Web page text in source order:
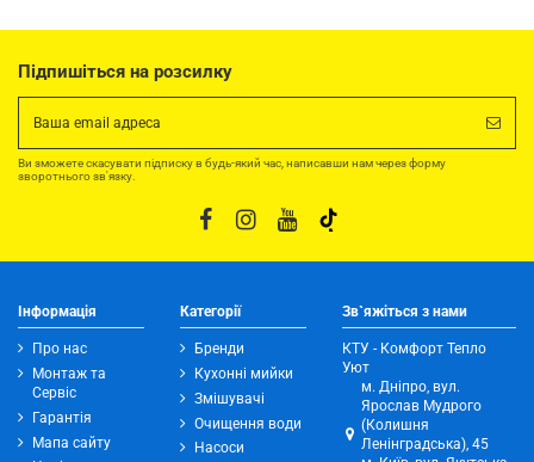
Підпишіться на розсилку
Ви зможете скасувати підписку в будь-який час, написавши нам через форму
зворотнього зв'язку.
Інформація
Про нас
Монтаж та
Сервіс
Гарантія
Мапа сайту
Категорії
Бренди
Кухонні мийки
Змішувачі
Очищення води
Насоси
Зв`яжіться з нами
КТУ - Комфорт Тепло
Уют
м. Дніпро, вул.
Ярослав Мудрого
(Колишня
Ленінградська), 45